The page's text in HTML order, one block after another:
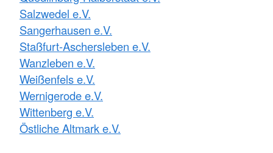
Salzwedel e.V.
Sangerhausen e.V.
Staßfurt-Aschersleben e.V.
Wanzleben e.V.
Weißenfels e.V.
Wernigerode e.V.
Wittenberg e.V.
Östliche Altmark e.V.